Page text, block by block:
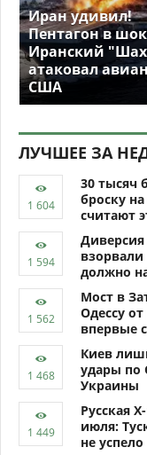
Иран удивил!
Пентагон в
Иранский
атаковал
США
ЛУЧШЕЕ ЗА
30 тысяч
броску
считают
взорвали
должно
Мост в
Одессу
впервые
Киев
удары по
Украины
Русская
июля:
не